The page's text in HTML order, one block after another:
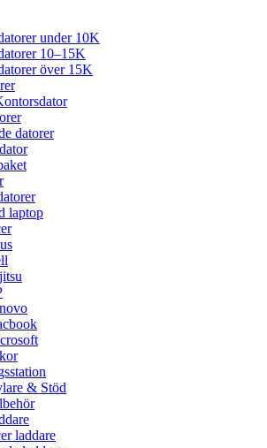
under 10K
10–15K
över 15K
datorer
laptop
& Stöd
laddare